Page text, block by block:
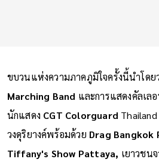
ขบวนแห่งความภาคภูมิใจครั้งนี้นำโดย
Marching Band และการแสดงคัลเล
นักแสดง CGT Colorguard
วงดุริยางค์พร้อมด้วย Drag Bangkok
Tiffany's Show Pattaya, เยาวชน